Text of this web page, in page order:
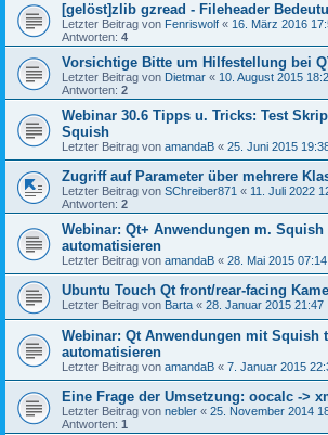
[gelöst]zlib gzread - Fileheader
Letzter Beitrag von Fenriswolf « 16. März 2016
Antworten: 4
Vorsichtige Bitte um Hilfestellung bei
Letzter Beitrag von Dietmar « 10. August 2015
Antworten: 2
Webinar 30.6 Tipps u. Tricks: Test
Squish
Letzter Beitrag von amandaB « 25. Juni 2015
Zugriff auf Parameter über mehrere
Letzter Beitrag von SChreiber871 « 11. Juli 2022
Antworten: 2
Webinar: Qt+ Anwendungen m. Squish
automatisieren
Letzter Beitrag von amandaB « 28. Mai 2015 07:14
Ubuntu Touch Qt front/rear-facing
Letzter Beitrag von Barta « 28. Januar 2015 21:47
Webinar: Qt Anwendungen mit Squish
automatisieren
Letzter Beitrag von amandaB « 7. Januar 2015
Eine Frage der Umsetzung: oocalc ->
Letzter Beitrag von nebler « 25. November 2014
Antworten: 1